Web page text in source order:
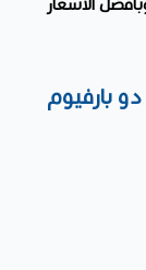
الاسعار
بارفيوم